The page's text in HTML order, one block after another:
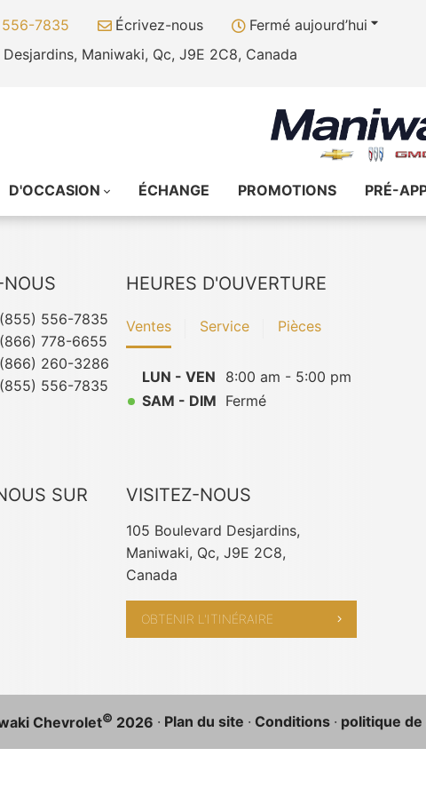
7835 Écrivez-nous
Fermé aujourd’hui
Maniwaki, Qc, J9E 2C8, Canada
D'OCCASION ÉCHANGE PROMOTIONS PRÉ-
(855) 556-7835
(866) 778-6655
(866) 260-3286
(855) 556-7835
HEURES D'OUVERTURE
Ventes Service Pièces
LUN - VEN
8:00 am - 5:00 pm
SAM - DIM Fermé
SUR VISITEZ-NOUS
105 Boulevard Desjardins,
Maniwaki, Qc, J9E 2C8,
Canada
OBTENIR L'ITINÉRAIRE
Chevrolet© 2026 · Plan du site · Conditions · politique